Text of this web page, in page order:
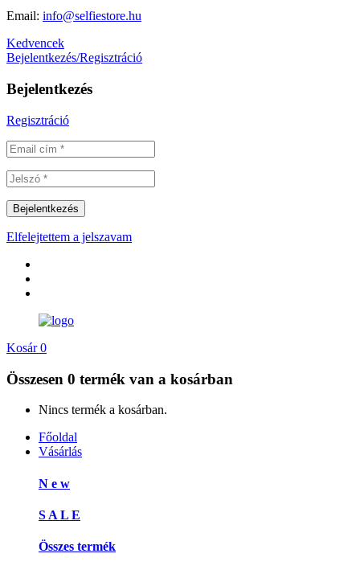
Email: info@selfiestore.hu
Kedvencek
Bejelentkezés/Regisztráció
Bejelentkezés
Regisztráció
Elfelejtettem a jelszavam
Kosár 0
Összesen 0 termék van a kosárban
Nincs termék a kosárban.
Főoldal
Vásárlás
N e w
S A L E
Összes termék